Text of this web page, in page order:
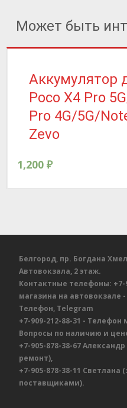
Может быть
Аккумулятор
Poco X4 Pro
Pro 4G/5G/
Zevo
1,200 ₽
Белгород, пр. Богдана
Автовокзала, 2 этаж.
Контактные телефоны: +7-
магазина на автовокзале
Телефон, Telegram
+7-909-212-88-31 - Телефон
Вопросы по наличию и
+7-905-878-38-67Александр
ремонт),
+7-905-878-38-11 Светлана
поставщиками).